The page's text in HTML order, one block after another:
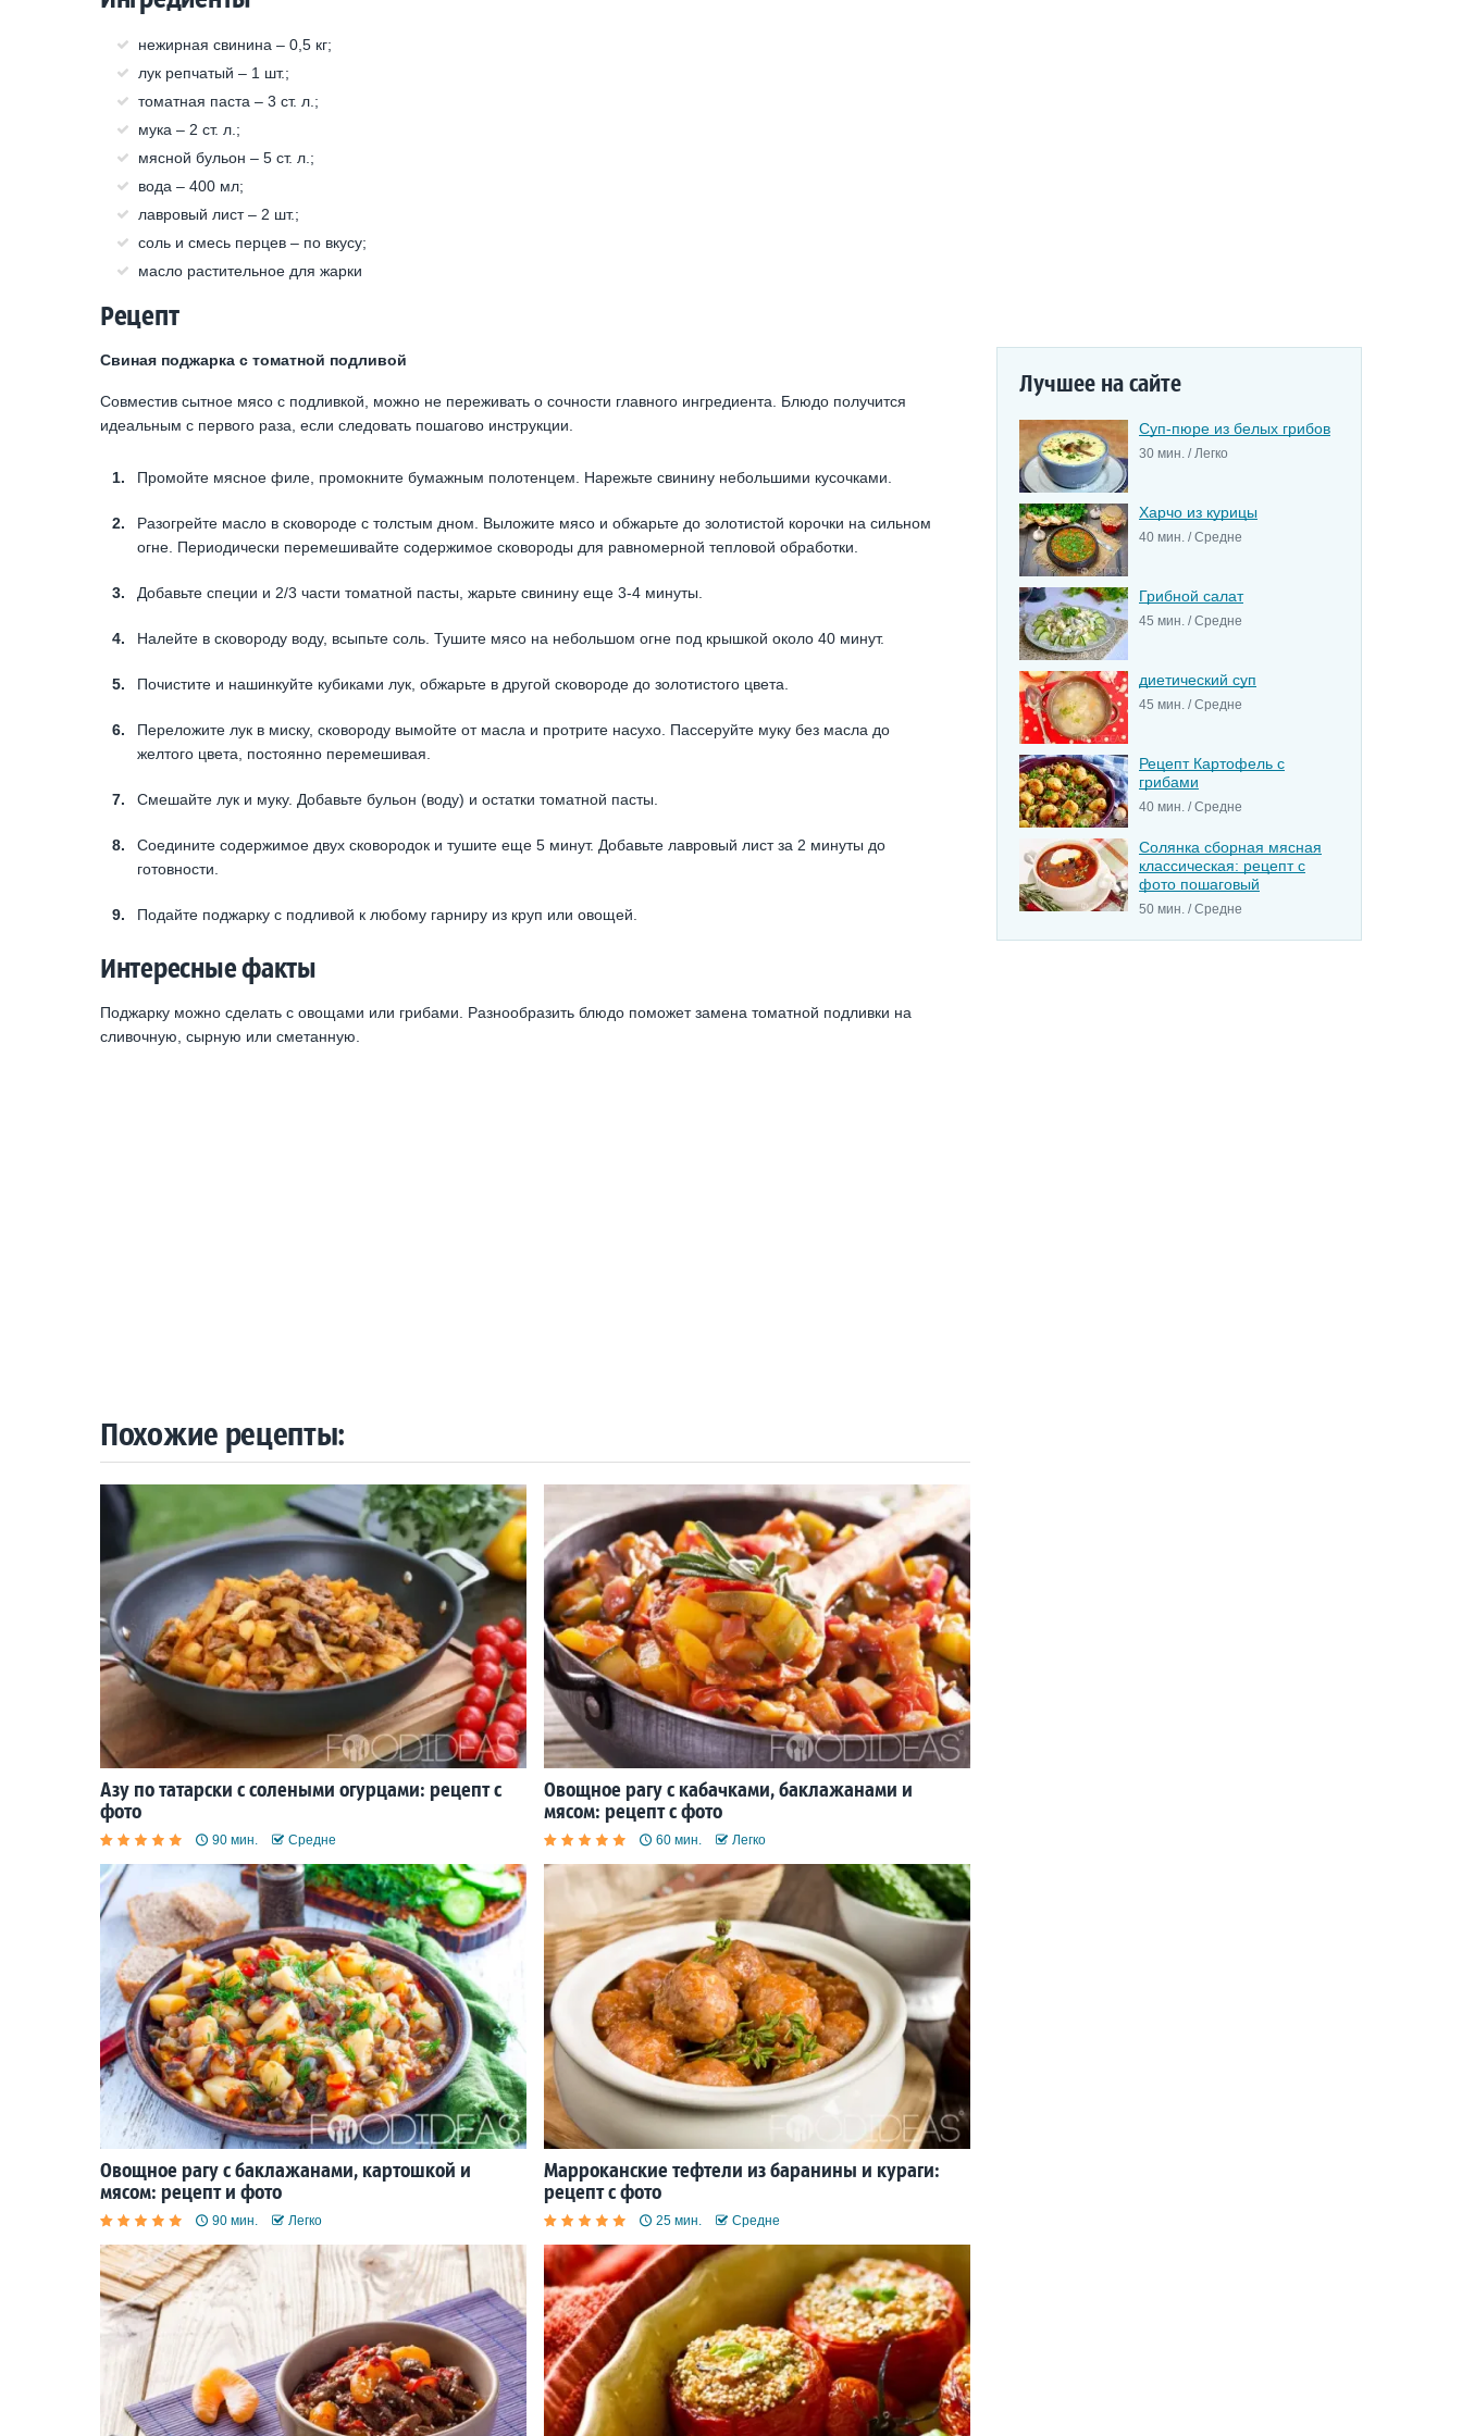
нежирная свинина – 0,5 кг;
лук репчатый – 1 шт.;
томатная паста – 3 ст. л.;
мука – 2 ст. л.;
мясной бульон – 5 ст. л.;
вода – 400 мл;
лавровый лист – 2 шт.;
соль и смесь перцев – по вкусу;
масло растительное для жарки
Рецепт
Свиная поджарка с томатной подливой
Совместив сытное мясо с подливкой, можно не переживать о сочности главного ингредиента. Блюдо получится
идеальным с первого раза, если следовать пошагово инструкции.
Промойте мясное филе, промокните бумажным полотенцем. Нарежьте свинину небольшими кусочками.
Разогрейте масло в сковороде с толстым дном. Выложите мясо и обжарьте до золотистой корочки на сильном
огне. Периодически перемешивайте содержимое сковороды для равномерной тепловой обработки.
Добавьте специи и 2/3 части томатной пасты, жарьте свинину еще 3-4 минуты.
Налейте в сковороду воду, всыпьте соль. Тушите мясо на небольшом огне под крышкой около 40 минут.
Почистите и нашинкуйте кубиками лук, обжарьте в другой сковороде до золотистого цвета.
Переложите лук в миску, сковороду вымойте от масла и протрите насухо. Пассеруйте муку без масла до
желтого цвета, постоянно перемешивая.
Смешайте лук и муку. Добавьте бульон (воду) и остатки томатной пасты.
Соедините содержимое двух сковородок и тушите еще 5 минут. Добавьте лавровый лист за 2 минуты до
готовности.
Подайте поджарку с подливой к любому гарниру из круп или овощей.
Интересные факты
Поджарку можно сделать с овощами или грибами. Разнообразить блюдо поможет замена томатной подливки на
сливочную, сырную или сметанную.
Похожие рецепты:
Азу по татарски с солеными огурцами: рецепт с
фото
90 мин. Средне
Овощное рагу с кабачками, баклажанами и
мясом: рецепт с фото
60 мин. Легко
Овощное рагу с баклажанами, картошкой и
мясом: рецепт и фото
90 мин. Легко
Марроканские тефтели из баранины и кураги:
рецепт с фото
25 мин. Средне
Лучшее на сайте
Суп-пюре из белых грибов
30 мин. / Легко
Харчо из курицы
40 мин. / Средне
Грибной салат
45 мин. / Средне
диетический суп
45 мин. / Средне
Рецепт Картофель с
грибами
40 мин. / Средне
Солянка сборная мясная
классическая: рецепт с
фото пошаговый
50 мин. / Средне